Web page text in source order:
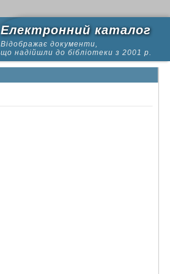
Електронний каталог
Відображає документи,
що надійшли до бібліотеки з 2001 р.